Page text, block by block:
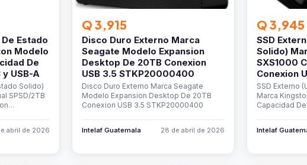
Estado
Modelo
De
y USB-A
Solido)
SPSD/2TB
abril de 2026
Q 3,915
Disco Duro Externo Marca
Seagate Modelo Expansion
Desktop De 20TB Conexion
USB 3.5 STKP20000400
Disco Duro Externo Marca Seagate
Modelo Expansion Desktop De 20TB
Conexion USB 3.5 STKP20000400
Intelaf Guatemala 28 de abril de 2026
Q 3,945
SSD
Solido)
SXS1000
Conexion
SSD Externo
Marca
Capacidad
Intelaf